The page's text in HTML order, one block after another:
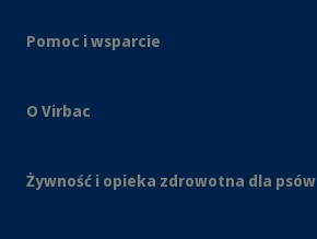
Pomoc i wsparcie
O Virbac
Żywność i opieka zdrowotna dla psów